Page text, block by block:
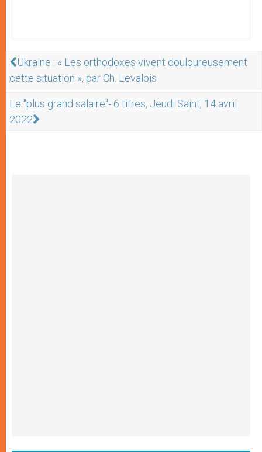
Ukraine : « Les orthodoxes vivent douloureusement
cette situation », par Ch. Levalois
Le "plus grand salaire"- 6 titres, Jeudi Saint, 14 avril
2022